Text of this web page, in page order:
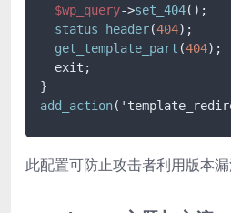
$wp_query->set_404();
status_header(404);
get_template_part (404);
  exit;
add_action
此配置可防止攻击者利用版本漏